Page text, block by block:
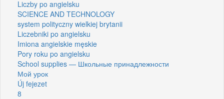
Liczby po angielsku
SCIENCE AND TECHNOLOGY
system polityczny wielkiej brytanii
Liczebniki po angielsku
Imiona angielskie męskie
Pory roku po angielsku
School supplies — Школьные принадлежности
Мой урок
Új fejezet
8